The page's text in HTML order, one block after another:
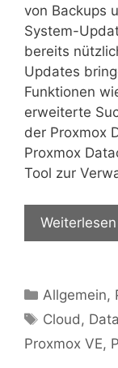
von Backups
System-
bereits
Updates
Funktionen
erweiterte
der Proxmox
Proxmox
Tool zur
Kategorien
Allgemein,
Cloud ,
Proxmox VE,